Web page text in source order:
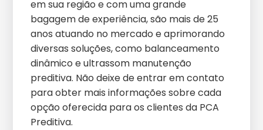
em sua região e com uma grande
bagagem de experiência, são mais de 25
anos atuando no mercado e aprimorando
diversas soluções, como balanceamento
dinâmico e ultrassom manutenção
preditiva. Não deixe de entrar em contato
para obter mais informações sobre cada
opção oferecida para os clientes da PCA
Preditiva.